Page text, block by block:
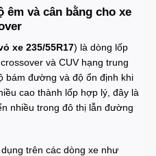
êm và cân bằng cho xe
xe 235/55R17) là dòng lốp
và CUV hạng trung
bám đường và độ ổn định khi
cao thành lốp hợp lý, đây là
nhiều trong đô thị lẫn đường
trên các dòng xe như